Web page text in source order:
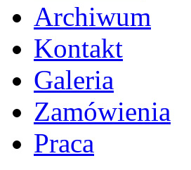
Archiwum
Kontakt
Galeria
Zamówienia
Praca